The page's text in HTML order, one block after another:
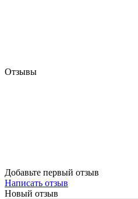
Отзывы
Добавьте первый отзыв
Написать отзыв
Новый отзыв